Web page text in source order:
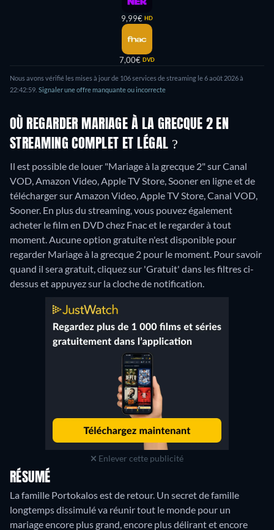
9,99€ HD
7,00€ DVD
Nous avons vérifié les mises à jour de 106 services de streaming le 6 août 2026 à
22:42:59. Signaler une offre manquante ou incorrecte
OÙ REGARDER MARIAGE À LA GRECQUE 2 EN
STREAMING COMPLET ET LÉGAL ?
Il est possible de louer "Mariage à la grecque 2" sur Canal
VOD, Amazon Video, Apple TV Store, Sooner en ligne et de
télécharger sur Amazon Video, Apple TV Store, Canal VOD,
Sooner. En plus du streaming, vous pouvez également
acheter le film en DVD chez Fnac et le regarder à tout
moment.Aucune option gratuite n'est disponible pour
regarder Mariage à la grecque 2 pour le moment. Pour savoir
quand il sera gratuit, cliquez sur 'Gratuit' dans les filtres ci-
dessus et appuyez sur la cloche de notification.
Enlever cette publicité
RÉSUMÉ
La famille Portokalos est de retour. Un secret de famille
longtemps dissimulé va réunir tout le monde pour un
mariage encore plus grand, encore plus délirant et encore